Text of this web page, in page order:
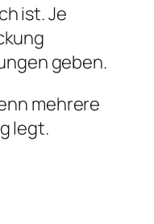
ist. Je
geben.
mehrere
legt.